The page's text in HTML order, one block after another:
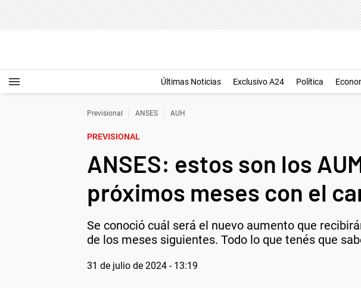
Últimas Noticias Exclusivo A24 Política
Previsional ANSES AUH
PREVISIONAL
ANSES: estos son los
próximos meses con el
Se conoció cuál será el nuevo aumento que
de los meses siguientes. Todo lo que tenés que
31 de julio de 2024 - 13:19